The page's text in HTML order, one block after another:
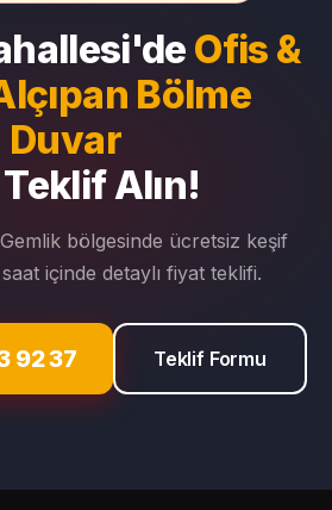
Ofis &
Bölme
Duvar
Alın!
bölgesinde ücretsiz keşif
içinde detaylı fiyat teklifi.
92 37 Teklif Formu